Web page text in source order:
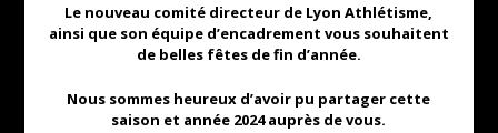
Le nouveau comité directeur de Lyon Athlétisme,
ainsi que son équipe d’encadrement vous souhaitent
de belles fêtes de fin d’année.
Nous sommes heureux d’avoir pu partager cette
saison et année 2024 auprès de vous.